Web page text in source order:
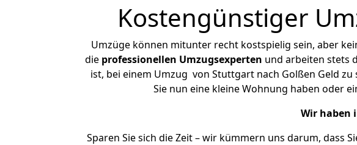
Kostengünstiger
Umzüge können mitunter recht kostspielig sein, aber
die professionellen Umzugsexperten und arbeiten stets
ist, bei einem Umzug von Stuttgart nach Golßen Geld
Sie nun eine kleine Wohnung haben oder
Wir haben
Sparen Sie sich die Zeit – wir kümmern uns darum, dass